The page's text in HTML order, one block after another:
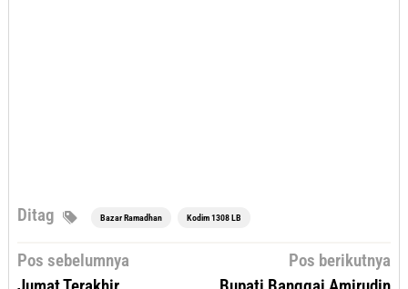
Ditag Bazar Ramadhan Kodim 1308 LB
Navigasi
Pos sebelumnya
Pos berikutnya